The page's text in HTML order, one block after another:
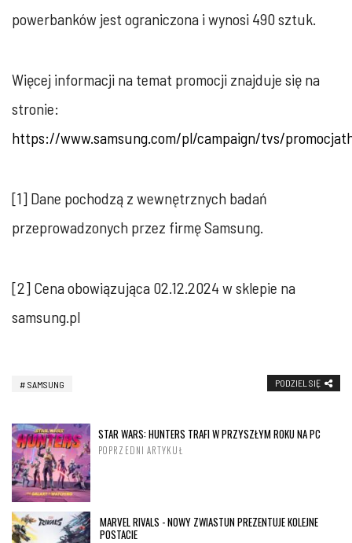
powerbanków jest ograniczona i wynosi 490 sztuk. ‎
Więcej informacji na temat promocji znajduje się na
stronie:‎
https://www.samsung.com/pl/campaign/tvs/
[1] Dane pochodzą z wewnętrznych badań
przeprowadzonych przez firmę Samsung.‎
[2] Cena obowiązująca 02.12.2024 w sklepie na
samsung.pl‎
SAMSUNG PODZIEL SIĘ
STAR WARS: HUNTERS TRAFI W PRZYSZŁYM ROKU NA PC
POPRZEDNI ARTYKUŁ
MARVEL RIVALS - NOWY ZWIASTUN PREZENTUJE KOLEJNE
POSTACIE